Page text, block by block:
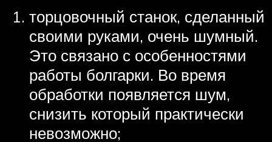
торцовочный станок, сделанный
своими руками, очень шумный.
Это связано с особенностями
работы болгарки. Во время
обработки появляется шум,
снизить который практически
невозможно;